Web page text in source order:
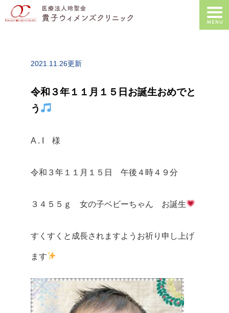
2021.11.26更新
令和３年１１月１５日お誕生おめでと
う
A . I 様
令和３年１１月１５日 午後４時４９分
３４５５ｇ 女の子ベビーちゃん お誕生
すくすくと成長されますようお祈り申し上げ
ます